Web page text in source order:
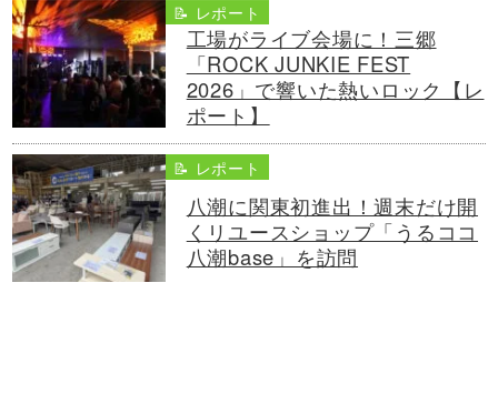
📝 レポート
工場がライブ会場に！三郷
「ROCK JUNKIE FEST
2026」で響いた熱いロック【レ
ポート】
📝 レポート
八潮に関東初進出！週末だけ開
くリユースショップ「うるココ
八潮base」を訪問